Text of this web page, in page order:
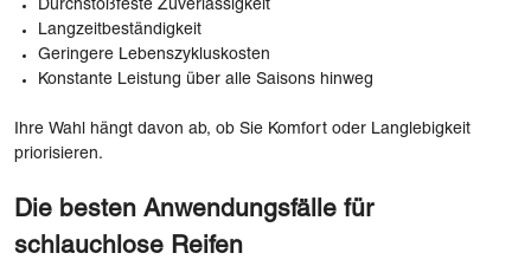
Durchstoßfeste Zuverlässigkeit
Langzeitbeständigkeit
Geringere Lebenszykluskosten
Konstante Leistung über alle Saisons hinweg
Ihre Wahl hängt davon ab, ob Sie Komfort oder Langlebigkeit
priorisieren.
Die besten Anwendungsfälle für
schlauchlose Reifen